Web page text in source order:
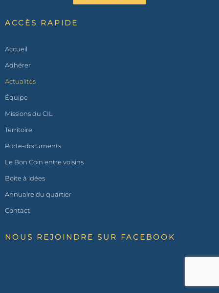
ACCÈS RAPIDE
Accueil
Adhérer
Actualités
Équipe
Missions du CIL
Territoire
Porte-documents
Le Bon Coin entre voisins
Boîte à idées
Annuaire du quartier
Contact
NOUS REJOINDRE SUR FACEBOOK